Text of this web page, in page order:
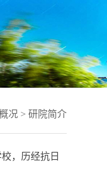
况> 研院简介
，历经抗日